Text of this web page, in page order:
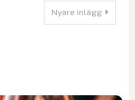
Nyare inlägg